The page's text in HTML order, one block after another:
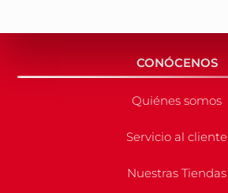
CONÓCENOS
Quiénes somos
Servicio al cliente
Nuestras Tiendas